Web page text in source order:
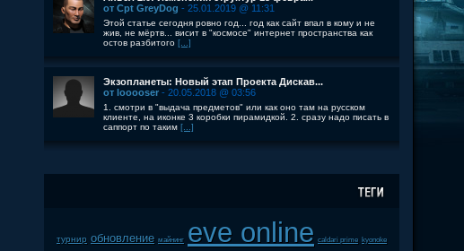
от Cpt GreyDog - 25.01.2019 @ 11:31
Этой статье сегодня ровно год... год как сайт впал в кому и не
жив, не мёртв... висит в "космосе" интернет пространства как
остов разбитого [...]
Экзопланеты: Новый этап Проекта Дискав...
от looooser - 20.05.2018 @ 03:56
1. смотри в "выдача предметов" или как оно там на русском
клиенте, на иконке 3 коробки пирамидкой. 2. сразу надо писать в
саппорт по таким [...]
турнир обновление майнинг eve online caldari prime kyonoke